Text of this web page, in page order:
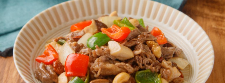
酢 調味酢
お酢ドリンク ぽん酢
新商品一覧
キャンペーン情報
ブランド・スペシャルサイト
ブランド・スペシャルサイト トップ